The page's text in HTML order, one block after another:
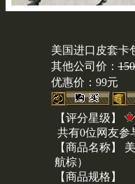
美国进口皮套卡
其他公司价：
优惠价： 99元
【评分星级】
共有0位网友参
【商品名称】
航棕）
【商品规格】